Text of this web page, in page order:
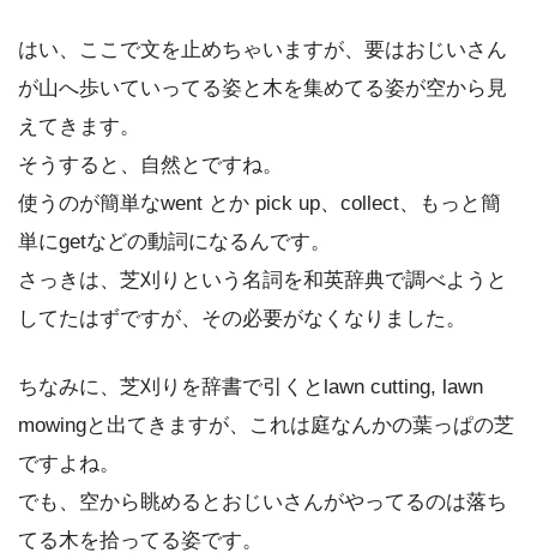
はい、ここで文を止めちゃいますが、要はおじいさん
が山へ歩いていってる姿と木を集めてる姿が空から見
えてきます。
そうすると、自然とですね。
使うのが簡単なwent とか pick up、collect、もっと簡
単にgetなどの動詞になるんです。
さっきは、芝刈りという名詞を和英辞典で調べようと
してたはずですが、その必要がなくなりました。
ちなみに、芝刈りを辞書で引くとlawn cutting, lawn
mowingと出てきますが、これは庭なんかの葉っぱの芝
ですよね。
でも、空から眺めるとおじいさんがやってるのは落ち
てる木を拾ってる姿です。